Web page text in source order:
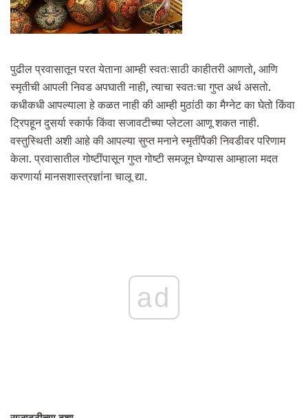
पुढील प्रवासातून परत येताना आम्ही स्वतःसाठी काहीतरी आणतो, आणि
स्मृतीची आपली निवड अपघाती नाही, त्याचा स्वतःचा गुप्त अर्थ असतो.
कधीकधी आपल्याला हे कळत नाही की आम्ही मुठांठी का मैग्नेट का घेतो किंवा
ट्रिपहून दुसर्या स्कार्फ किंवा सजावटीच्या प्लेटला आणू शकत नाही.
वस्तुस्थिती अशी आहे की आपल्या सुप्त मनाने स्मृतींपैकी निवडीवर परिणाम
केला. प्रवासातील गोष्टींपासून गुप्त गोष्टी समजून घेण्यास आम्हाला मदत
करणार्या मानसशास्त्रज्ञांना चालू द्या.
ad